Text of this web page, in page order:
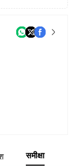
समीक्षा